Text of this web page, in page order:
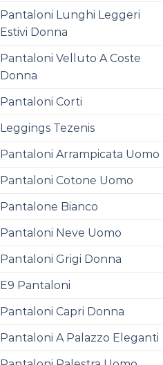
Pantaloni Lunghi Leggeri
Estivi Donna
Pantaloni Velluto A Coste
Donna
Pantaloni Corti
Leggings Tezenis
Pantaloni Arrampicata Uomo
Pantaloni Cotone Uomo
Pantalone Bianco
Pantaloni Neve Uomo
Pantaloni Grigi Donna
E9 Pantaloni
Pantaloni Capri Donna
Pantaloni A Palazzo Eleganti